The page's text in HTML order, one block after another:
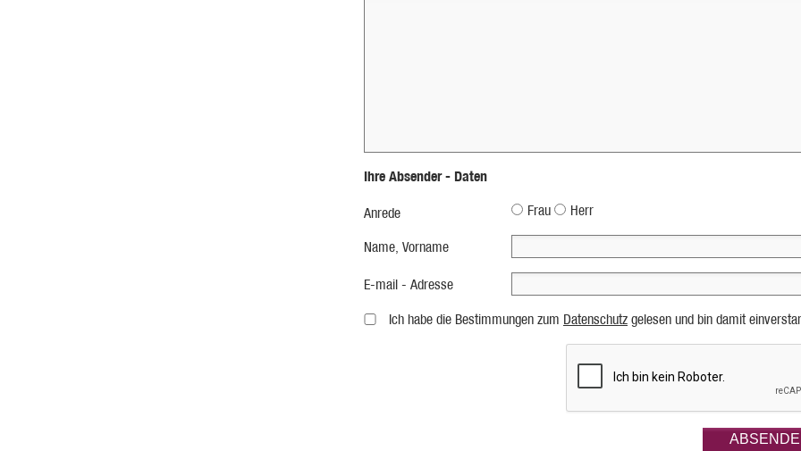
Ihre Absender - Daten
Anrede Frau Herr
Name, Vorname
E-mail - Adresse
Ich habe die Bestimmungen zum Datenschutz gelesen und bin damit